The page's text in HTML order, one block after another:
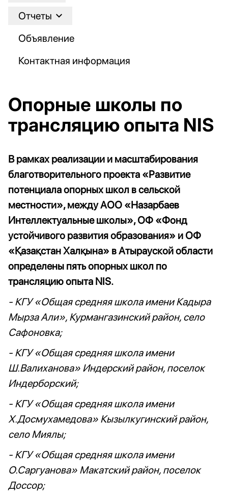
Отчеты
Объявление
Контактная информация
Опорные школы по
трансляцию опыта NIS
В рамках реализации и масштабирования
благотворительного проекта «Развитие
потенциала опорных школ в сельской
местности», между АОО «Назарбаев
Интеллектуальные школы», ОФ «Фонд
устойчивого развития образования» и ОФ
«Қазақстан Халқына» в Атырауской области
определены пять опорных школ по
трансляцию опыта NIS.
- КГУ «Общая средняя школа имени Кадыра
Мырза Али», Курмангазинский район, село
Сафоновка;
- КГУ «Общая средняя школа имени
Ш.Валиханова» Индерский район, поселок
Индерборский;
- КГУ «Общая средняя школа имени
Х.Досмухамедова» Кызылкугинский район,
село Миялы;
- КГУ «Общая средняя школа имени
О.Саргуанова» Макатский район, поселок
Доссор;